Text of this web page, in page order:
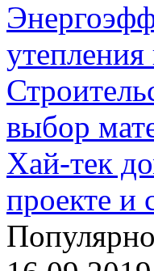
выбор
Хай-тек
проекте и